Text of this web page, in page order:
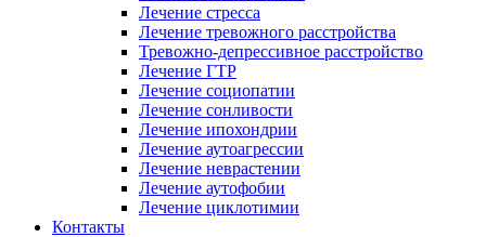
Лечение стресса
Лечение тревожного расстройства
Тревожно-депрессивное расстройство
Лечение ГТР
Лечение социопатии
Лечение сонливости
Лечение ипохондрии
Лечение аутоагрессии
Лечение неврастении
Лечение аутофобии
Лечение циклотимии
Контакты